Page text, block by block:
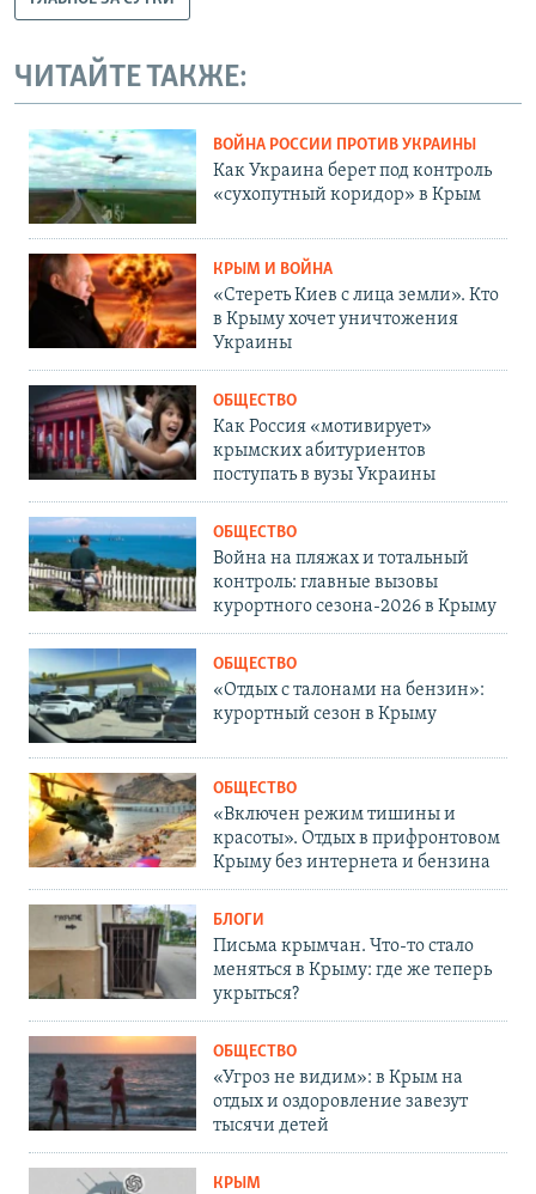
ЧИТАЙТЕ ТАКЖЕ:
ВОЙНА РОССИИ ПРОТИВ УКРАИНЫ
Как Украина берет под контроль
«сухопутный коридор» в Крым
КРЫМ И ВОЙНА
«Стереть Киев с лица земли». Кто
в Крыму хочет уничтожения
Украины
ОБЩЕСТВО
Как Россия «мотивирует»
крымских абитуриентов
поступать в вузы Украины
ОБЩЕСТВО
Война на пляжах и тотальный
контроль: главные вызовы
курортного сезона-2026 в Крыму
ОБЩЕСТВО
«Отдых с талонами на бензин»:
курортный сезон в Крыму
ОБЩЕСТВО
«Включен режим тишины и
красоты». Отдых в прифронтовом
Крыму без интернета и бензина
БЛОГИ
Письма крымчан. Что-то стало
меняться в Крыму: где же теперь
укрыться?
ОБЩЕСТВО
«Угроз не видим»: в Крым на
отдых и оздоровление завезут
тысячи детей
КРЫМ